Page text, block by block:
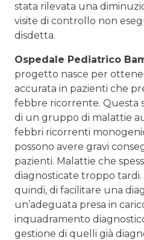
stata rilevata una
visite di controllo non
disdetta.
Ospedale Pediatrico
progetto nasce per
accurata in pazienti che
febbre ricorrente. Questa
di un gruppo di malattie
febbri ricorrenti
possono avere gravi
pazienti. Malattie che
diagnosticate troppo
quindi, di facilitare una
un’adeguata presa in
inquadramento
gestione di quelli già